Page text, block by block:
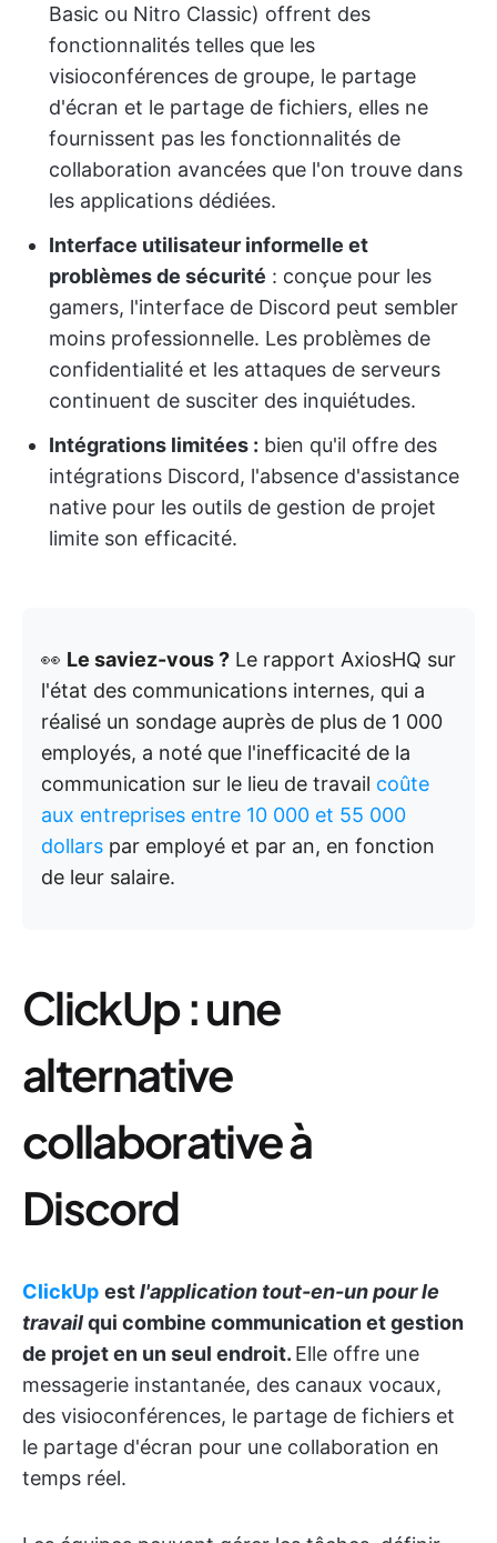
Basic ou Nitro Classic) offrent des
fonctionnalités telles que les
visioconférences de groupe, le partage
d'écran et le partage de fichiers, elles ne
fournissent pas les fonctionnalités de
collaboration avancées que l'on trouve dans
les applications dédiées.
Interface utilisateur informelle et
problèmes de sécurité : conçue pour les
gamers, l'interface de Discord peut sembler
moins professionnelle. Les problèmes de
confidentialité et les attaques de serveurs
continuent de susciter des inquiétudes.
Intégrations limitées : bien qu'il offre des
intégrations Discord, l'absence d'assistance
native pour les outils de gestion de projet
limite son efficacité.
👀 Le saviez-vous ? Le rapport AxiosHQ sur
l'état des communications internes, qui a
réalisé un sondage auprès de plus de 1 000
employés, a noté que l'inefficacité de la
communication sur le lieu de travail coûte
aux entreprises entre 10 000 et 55 000
dollars par employé et par an, en fonction
de leur salaire.
ClickUp : une
alternative
collaborative à
Discord
ClickUp estl'application tout-en-un pour le
travailqui combine communication et gestion
de projet en un seul endroit. Elle offre une
messagerie instantanée, des canaux vocaux,
des visioconférences, le partage de fichiers et
le partage d'écran pour une collaboration en
temps réel.